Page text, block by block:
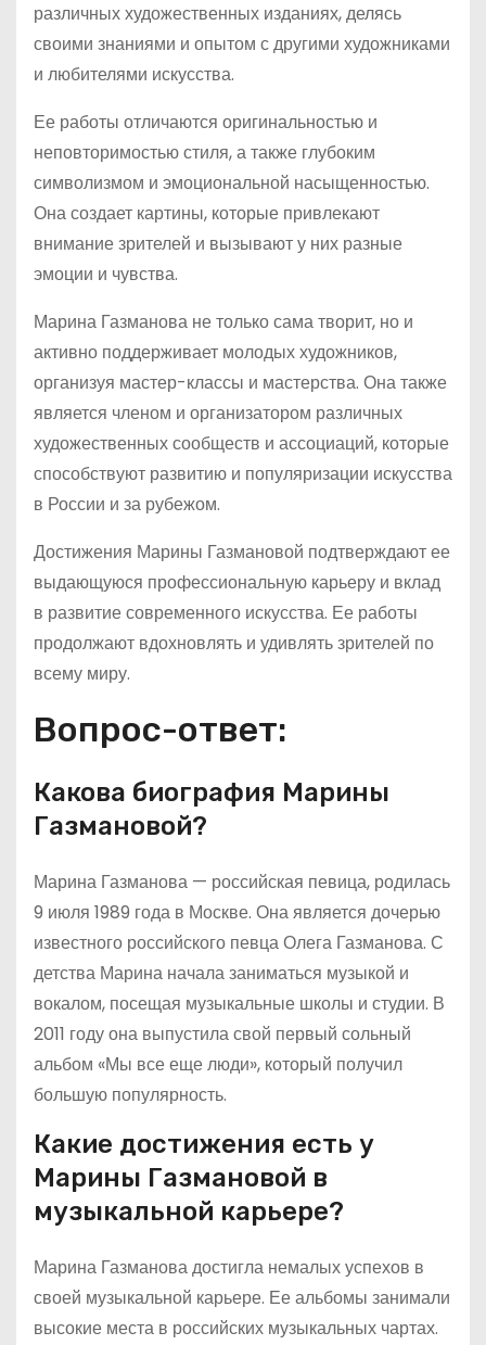
различных художественных изданиях, делясь
своими знаниями и опытом с другими художниками
и любителями искусства.
Ее работы отличаются оригинальностью и
неповторимостью стиля, а также глубоким
символизмом и эмоциональной насыщенностью.
Она создает картины, которые привлекают
внимание зрителей и вызывают у них разные
эмоции и чувства.
Марина Газманова не только сама творит, но и
активно поддерживает молодых художников,
организуя мастер-классы и мастерства. Она также
является членом и организатором различных
художественных сообществ и ассоциаций, которые
способствуют развитию и популяризации искусства
в России и за рубежом.
Достижения Марины Газмановой подтверждают ее
выдающуюся профессиональную карьеру и вклад
в развитие современного искусства. Ее работы
продолжают вдохновлять и удивлять зрителей по
всему миру.
Вопрос-ответ:
Какова биография Марины
Газмановой?
Марина Газманова — российская певица, родилась
9 июля 1989 года в Москве. Она является дочерью
известного российского певца Олега Газманова. С
детства Марина начала заниматься музыкой и
вокалом, посещая музыкальные школы и студии. В
2011 году она выпустила свой первый сольный
альбом «Мы все еще люди», который получил
большую популярность.
Какие достижения есть у
Марины Газмановой в
музыкальной карьере?
Марина Газманова достигла немалых успехов в
своей музыкальной карьере. Ее альбомы занимали
высокие места в российских музыкальных чартах.